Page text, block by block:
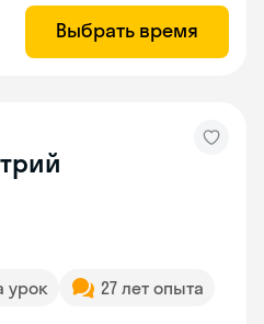
Выбрать время
урок
27 лет опыта